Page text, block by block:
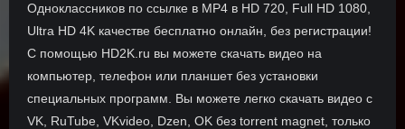
Одноклассников по ссылке в MP4 в HD 720, Full HD 1080,
Ultra HD 4K качестве бесплатно онлайн, без регистрации!
С помощью HD2K.ru вы можете скачать видео на
компьютер, телефон или планшет без установки
специальных программ. Вы можете легко скачать видео с
VK, RuTube, VKvideo, Dzen, OK без torrent magnet, только